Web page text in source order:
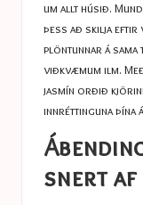
um allt húsið.
þess að skilja eftir
plöntunnar á
viðkvæmum ilm.
jasmín orðið
innréttinguna þína
snert af